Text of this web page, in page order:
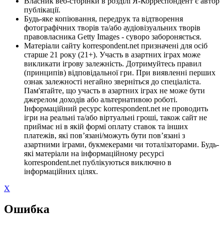
публікації.
Будь-яке копіювання, передрук та відтворення
фотографічних творів та/або аудіовізуальних творів
правовласника Getty Images - суворо забороняється.
Матеріали сайту korrespondent.net призначені для осіб
старше 21 року (21+). Участь в азартних іграх може
викликати ігрову залежність. Дотримуйтесь правил
(принципів) відповідальної гри. При виявленні перших
ознак залежності негайно зверніться до спеціаліста.
Пам'ятайте, що участь в азартних іграх не може бути
джерелом доходів або альтернативою роботі.
Інформаційний ресурс korrespondent.net не проводить
ігри на реальні та/або віртуальні гроші, також сайт не
приймає ні в якій формі оплату ставок та інших
платежів, які пов’язані/можуть бути пов’язані з
азартними іграми, букмекерами чи тоталізаторами. Будь-
які матеріали на інформаційному ресурсі
korrespondent.net публікуються виключно в
інформаційних цілях.
X
Ошибка